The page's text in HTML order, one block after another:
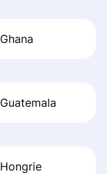
Ghana
Guatemala
Hongrie